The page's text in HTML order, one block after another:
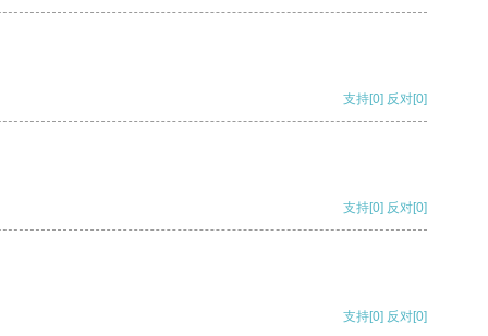
支持[0] 反对[0]
支持[0] 反对[0]
支持[0] 反对[0]